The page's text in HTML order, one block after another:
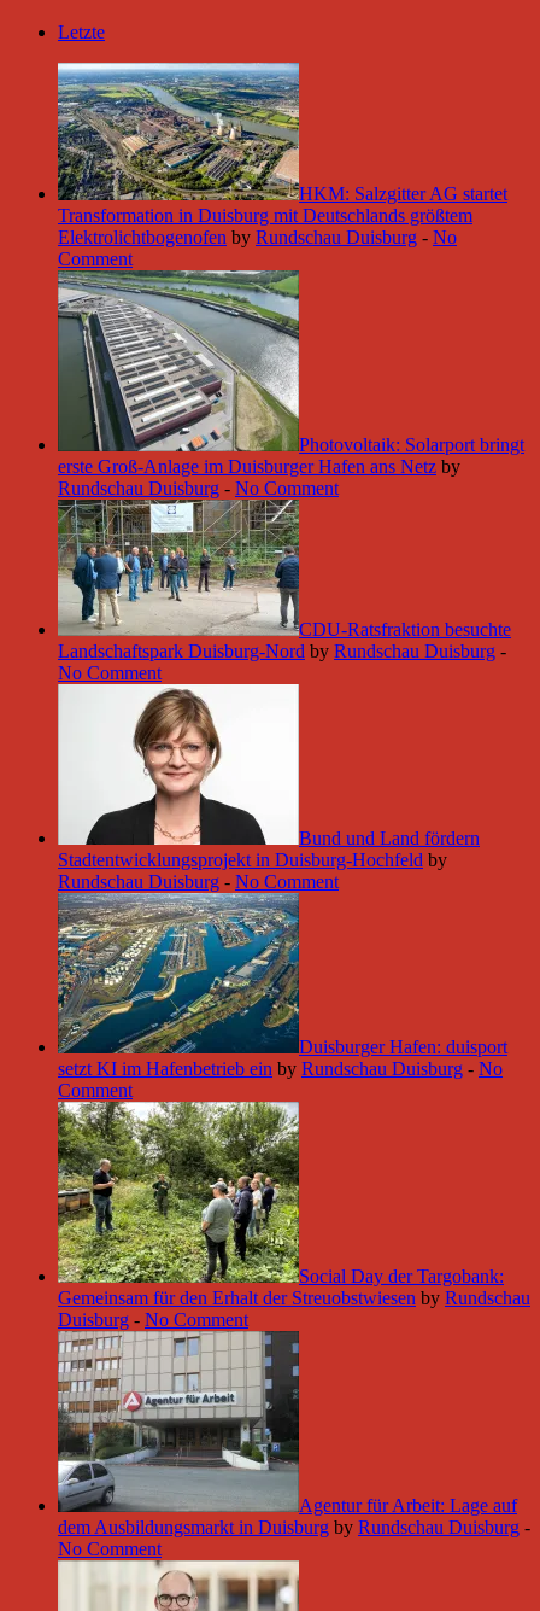
Letzte
HKM: Salzgitter AG startet
Transformation in Duisburg mit Deutschlands größtem
Elektrolichtbogenofen by Rundschau Duisburg - No
Comment
Photovoltaik: Solarport bringt
erste Groß-Anlage im Duisburger Hafen ans Netz by
Rundschau Duisburg - No Comment
CDU-Ratsfraktion besuchte
Landschaftspark Duisburg-Nord by Rundschau Duisburg -
No Comment
Bund und Land fördern
Stadtentwicklungsprojekt in Duisburg-Hochfeld by
Rundschau Duisburg - No Comment
Duisburger Hafen: duisport
setzt KI im Hafenbetrieb ein by Rundschau Duisburg - No
Comment
Social Day der Targobank:
Gemeinsam für den Erhalt der Streuobstwiesen by Rundschau
Duisburg - No Comment
Agentur für Arbeit: Lage auf
dem Ausbildungsmarkt in Duisburg by Rundschau Duisburg -
No Comment